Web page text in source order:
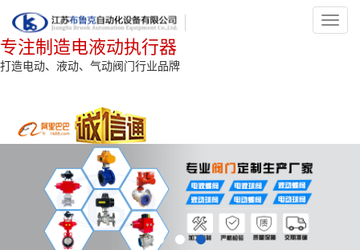
专注制造电液动执行器
打造电动、液动、气动阀门行业品牌